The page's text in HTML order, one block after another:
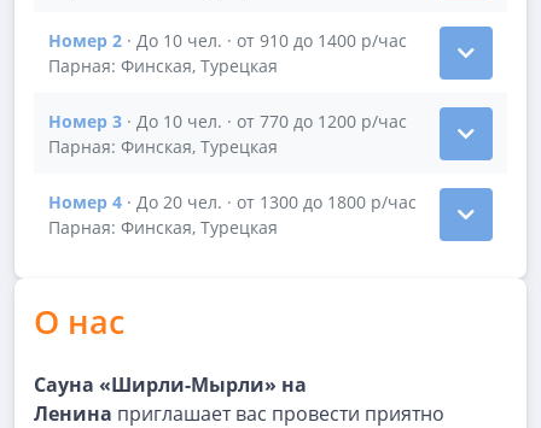
Номер 2 · До 10 чел. · от 910 до 1400 р/час
Парная: Финская, Турецкая
Показать подробности зала Номер 2
Номер 3 · До 10 чел. · от 770 до 1200 р/час
Парная: Финская, Турецкая
Показать подробности зала Номер 3
Номер 4 · До 20 чел. · от 1300 до 1800 р/час
Парная: Финская, Турецкая
Показать подробности зала Номер 4
О нас
Сауна «Ширли-Мырли» на
Ленина приглашает вас провести приятно